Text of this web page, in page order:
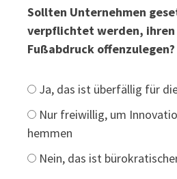
Sollten Unternehmen
verpflichtet werden, ihren
Fußabdruck offenzulegen?
Ja, das ist überfällig für
Nur freiwillig, um
hemmen
Nein, das ist